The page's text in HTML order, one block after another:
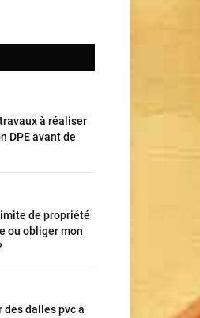
à réaliser
DPE avant de
de propriété
ou obliger mon
des dalles pvc à